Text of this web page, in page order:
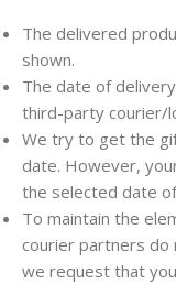
The delivered
shown.
The date of
third-party courier/
We try to get the
date. However,
the selected date
To maintain the
courier partners do
we request that